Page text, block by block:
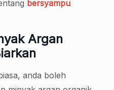
bersyampu
Argan
anda boleh